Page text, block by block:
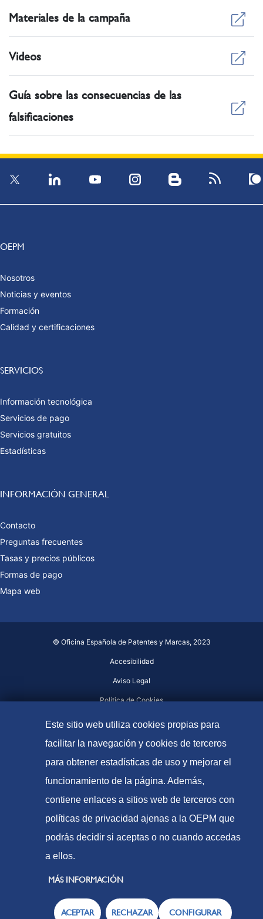
Materiales de la campaña
Videos
Guía sobre las consecuencias de las
falsificaciones
OEPM
Nosotros
Noticias y eventos
Formación
Calidad y certificaciones
SERVICIOS
Información tecnológica
Servicios de pago
Servicios gratuitos
Estadísticas
INFORMACIÓN GENERAL
Contacto
Preguntas frecuentes
Tasas y precios públicos
Formas de pago
Mapa web
© Oficina Española de Patentes y Marcas, 2023
Accesibilidad
Aviso Legal
Política de Cookies
Protección de datos
Este sitio web utiliza cookies propias para
facilitar la navegación y cookies de terceros
para obtener estadísticas de uso y mejorar el
funcionamiento de la página. Además,
contiene enlaces a sitios web de terceros con
políticas de privacidad ajenas a la OEPM que
podrás decidir si aceptas o no cuando accedas
a ellos.
MÁS INFORMACIÓN
ACEPTAR RECHAZAR CONFIGURAR